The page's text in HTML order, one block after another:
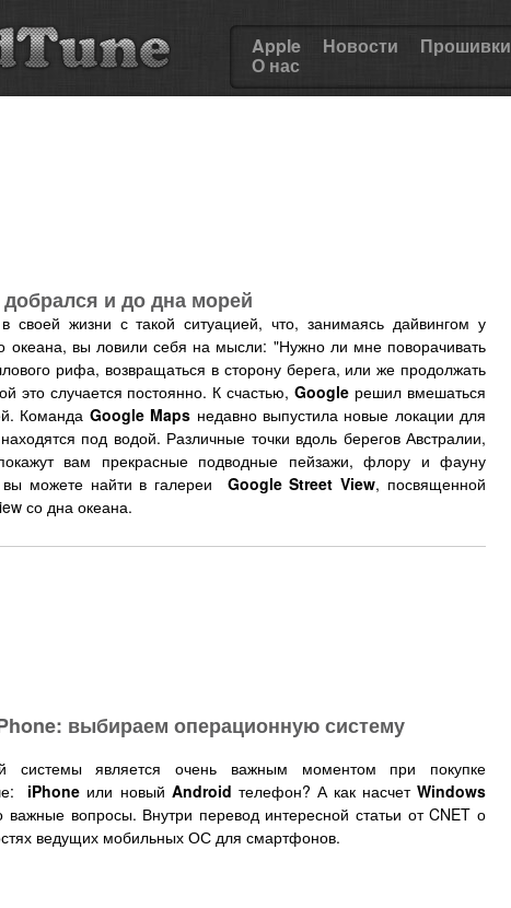
Apple Новости Прошивки
О нас
и до дна морей
своей жизни с такой ситуацией, что, занимаясь дайвингом у
океана, вы ловили себя на мысли: "Нужно ли мне поворачивать
рифа, возвращаться в сторону берега, или же продолжать
это случается постоянно. К счастью,Google решил вмешаться
Команда Google Maps недавно выпустила новые локации для
под водой. Различные точки вдоль берегов Австралии,
вам прекрасные подводные пейзажи, флору и фауну
можете найти в галереи Google Street View, посвященной
со дна океана.
выбираем операционную систему
системы является очень важным моментом при покупке
iPhone или новый Android телефон? А как насчетWindows
важные вопросы. Внутри перевод интересной статьи от CNET о
ведущих мобильных ОС для смартфонов.